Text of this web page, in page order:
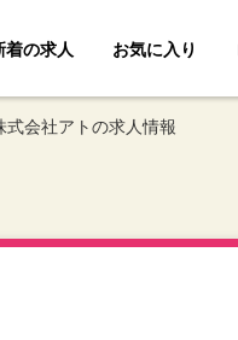
着の求人 お気に入り
式会社アトの求人情報